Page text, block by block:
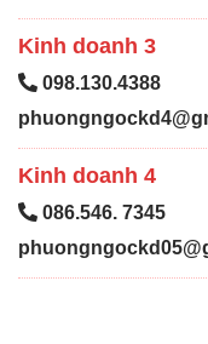
Kinh doanh 3
098.130.4388
Kinh doanh 4
086.546. 7345